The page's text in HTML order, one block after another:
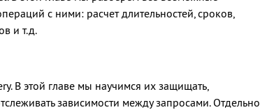
с ними: расчет длительностей, сроков,
и т.д.
В этой главе мы научимся их защищать,
зависимости между запросами. Отдельно